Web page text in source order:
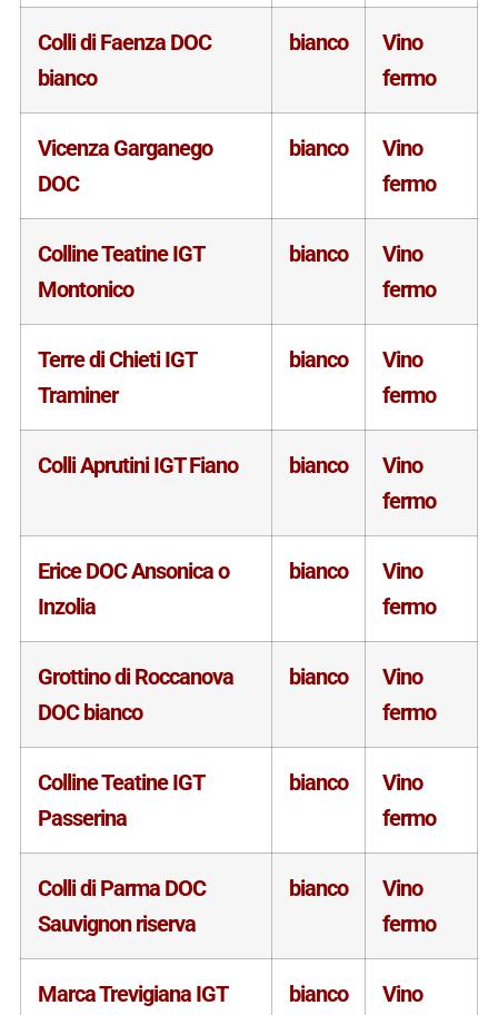
Colli di Faenza DOC
bianco
bianco
Vino
fermo
Vicenza Garganego
DOC
bianco
Vino
fermo
Colline Teatine IGT
Montonico
bianco
Vino
fermo
Terre di Chieti IGT
Traminer
bianco
Vino
fermo
Colli Aprutini IGT Fiano bianco
Vino
fermo
Erice DOC Ansonica o
Inzolia
bianco
Vino
fermo
Grottino di Roccanova
DOC bianco
bianco
Vino
fermo
Colline Teatine IGT
Passerina
bianco
Vino
fermo
Colli di Parma DOC
Sauvignon riserva
bianco
Vino
fermo
Marca Trevigiana IGT bianco Vino